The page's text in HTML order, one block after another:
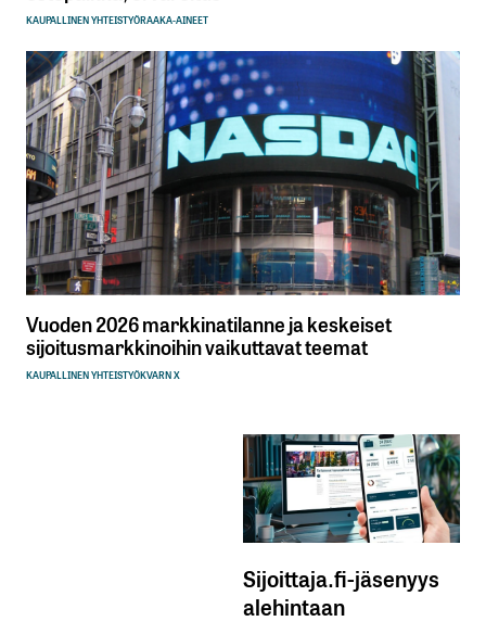
KAUPALLINEN YHTEISTYÖRAAKA-AINEET
Vuoden 2026 markkinatilanne ja keskeiset
sijoitusmarkkinoihin vaikuttavat teemat
KAUPALLINEN YHTEISTYÖKVARN X
Sijoittaja.fi-jäsenyys
alehintaan